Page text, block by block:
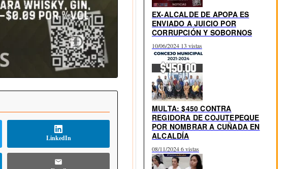
LinkedIn
EX-ALCALDE DE APOPA ES
ENVIADO A JUICIO POR
CORRUPCIÓN Y SOBORNOS
10/06/2024 13 vistas
MULTA: $450 CONTRA
REGIDORA DE COJUTEPEQUE
POR NOMBRAR A CUÑADA EN
ALCALDÍA
08/11/20246 vistas